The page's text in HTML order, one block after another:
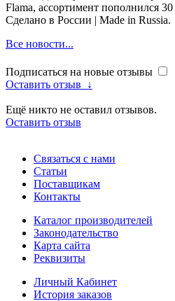
Flama, ассортимент пополнился
Сделано в России | Made in Russia.
Все новости...
Подписаться на новые отзывы
Оставить отзыв
↓
Ещё никто не оставил отзывов.
Оставить отзыв
Связаться с нами
Статьи
Поставщикам
Контакты
Каталог производителей
Законодательство
Карта сайта
Реквизиты
Личный Кабинет
История заказов